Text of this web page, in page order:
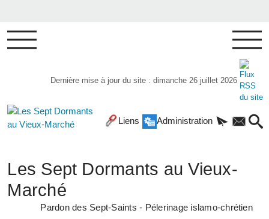
Dernière mise à jour du site : dimanche 26 juillet 2026
Liens Administration
Les Sept Dormants au Vieux-
Marché
Pardon des Sept-Saints - Pélerinage islamo-chrétien